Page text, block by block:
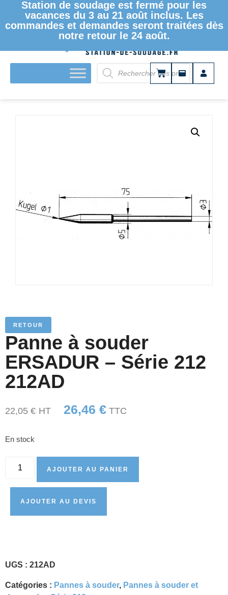
Station de soudage est fermé pour les
vacances du 3 au 21 août inclus. Les
commandes et demandes seront traitées dès
notre retour le 24 août.
PANNES À SOUDER ET DESSOUDER
SÉRIE 212 212AD
RETOUR
Panne à souder
ERSADUR – Série 212
212AD
22,05 € HT 26,46 € TTC
En stock
AJOUTER AU PANIER
AJOUTER AU DEVIS
UGS : 212AD
Catégories : Pannes à souder, Pannes à souder et